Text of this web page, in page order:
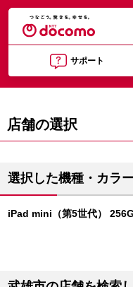
サポート
店舗の選択
選択した機種・カラ
iPad mini（第5世代）